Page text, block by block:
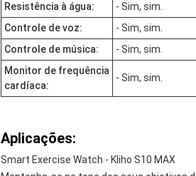
Resistência à água:
- Sim, sim.
Controle de voz:
- Sim, sim.
Controle de música:
- Sim, sim.
Monitor de frequência
cardíaca:
- Sim, sim.
Aplicações:
Smart Exercise Watch - Kliho S10 MAX